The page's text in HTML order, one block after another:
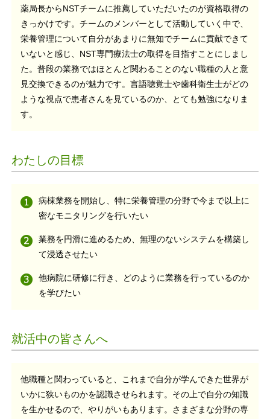
薬局長からNSTチームに推薦していただいたのが資格取得の
きっかけです。チームのメンバーとして活動していく中で、
栄養管理について自分があまりに無知でチームに貢献できて
いないと感じ、NST専門療法士の取得を目指すことにしまし
た。普段の業務ではほとんど関わることのない職種の人と意
見交換できるのが魅力です。言語聴覚士や歯科衛生士がどの
ような視点で患者さんを見ているのか、とても勉強になりま
す。
わたしの目標
病棟業務を開始し、特に栄養管理の分野で今まで以上に
密なモニタリングを行いたい
業務を円滑に進めるため、無理のないシステムを構築し
て浸透させたい
他病院に研修に行き、どのように業務を行っているのか
を学びたい
就活中の皆さんへ
他職種と関わっていると、これまで自分が学んできた世界が
いかに狭いものかを認識させられます。その上で自分の知識
を生かせるので、やりがいもあります。さまざまな分野の専